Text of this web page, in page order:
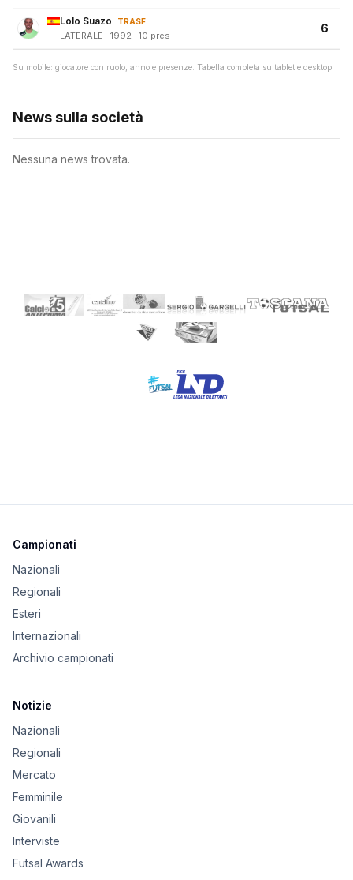
Lolo Suazo TRASF.
LATERALE · 1992 · 10 pres
6
Su mobile: giocatore con ruolo, anno e presenze. Tabella completa su tablet e desktop.
News sulla società
Nessuna news trovata.
Campionati
Nazionali
Regionali
Esteri
Internazionali
Archivio campionati
Notizie
Nazionali
Regionali
Mercato
Femminile
Giovanili
Interviste
Futsal Awards